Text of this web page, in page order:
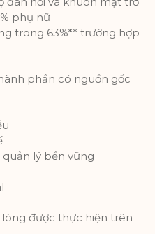
phụ nữ
trong 63%** trường hợp
phần có nguồn gốc
lý bền vững
được thực hiện trên
thập thông tin
không nhận dạng
truy cập vào